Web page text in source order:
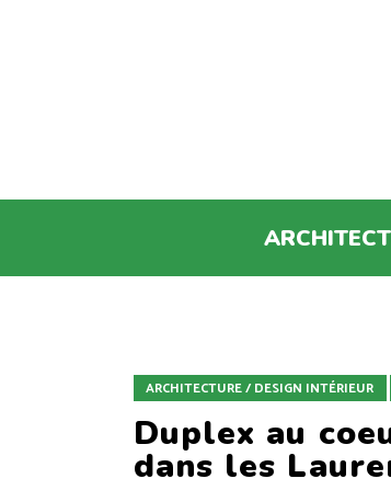
ARCHITECTURE / DESIGN INTÉRIEUR
Duplex au
dans les